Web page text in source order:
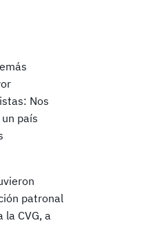
Nos
país
patronal
CVG, a